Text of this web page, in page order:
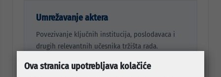
Umrežavanje aktera
Povezivanje ključnih institucija, poslodavaca i
drugih relevantnih učesnika tržišta rada.
Ova stranica upotrebljava kolačiće